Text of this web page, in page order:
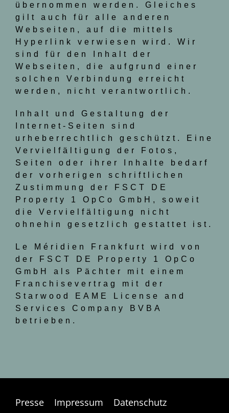
übernommen werden. Gleiches
gilt auch für alle anderen
Webseiten, auf die mittels
Hyperlink verwiesen wird. Wir
sind für den Inhalt der
Webseiten, die aufgrund einer
solchen Verbindung erreicht
werden, nicht verantwortlich.
Inhalt und Gestaltung der
Internet-Seiten sind
urheberrechtlich geschützt. Eine
Vervielfältigung der Fotos,
Seiten oder ihrer Inhalte bedarf
der vorherigen schriftlichen
Zustimmung der FSCT DE
Property 1 OpCo GmbH, soweit
die Vervielfältigung nicht
ohnehin gesetzlich gestattet ist.
Le Méridien Frankfurt wird von
der FSCT DE Property 1 OpCo
GmbH als Pächter mit einem
Franchisevertrag mit der
Starwood EAME License and
Services Company BVBA
betrieben.
Presse Impressum Datenschutz